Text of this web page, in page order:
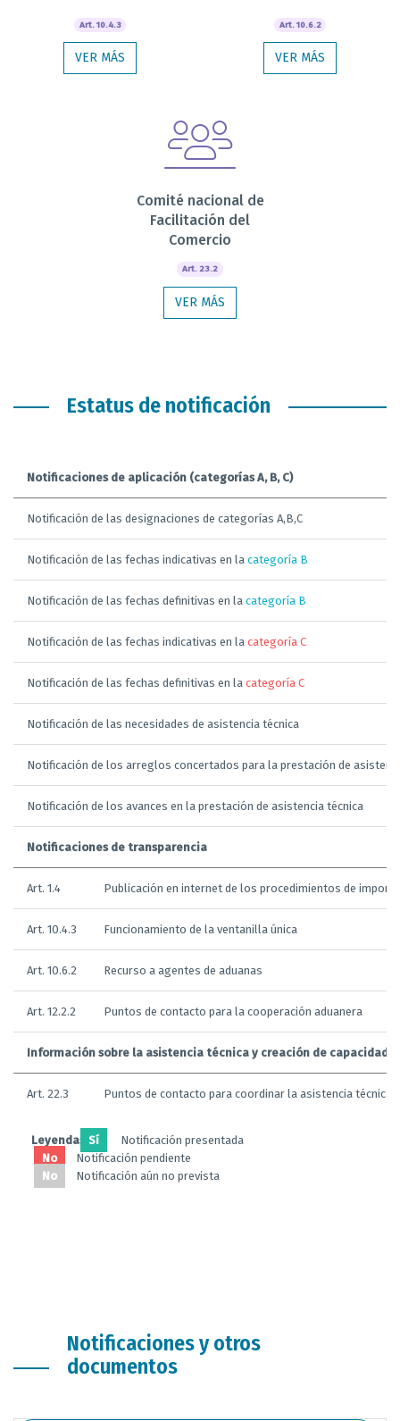
Art. 10.4.3
VER MÁS
Art. 10.6.2
VER MÁS
Comité nacional de
Facilitación del
Comercio
Art. 23.2
VER MÁS
Estatus de notificación
Notificaciones de aplicación (categorías A, B, C)
Notificación de las designaciones de categorías A,B,C
Notificación de las fechas indicativas en la categoría B
Notificación de las fechas definitivas en la categoría B
Notificación de las fechas indicativas en la categoría C
Notificación de las fechas definitivas en la categoría C
Notificación de las necesidades de asistencia técnica
Notificación de los arreglos concertados para la prestación de
Notificación de los avances en la prestación de asistencia técnica
Notificaciones de transparencia
Art. 1.4 Publicación en internet de los procedimientos de
Art. 10.4.3 Funcionamiento de la ventanilla única
Art. 10.6.2 Recurso a agentes de aduanas
Art. 12.2.2 Puntos de contacto para la cooperación aduanera
Información sobre la asistencia técnica y creación de capacidad
Art. 22.3 Puntos de contacto para coordinar la asistencia técnica
Leyendas: Sí
Notificación presentada
No
Notificación pendiente
No
Notificación aún no prevista
Notificaciones y otros
documentos